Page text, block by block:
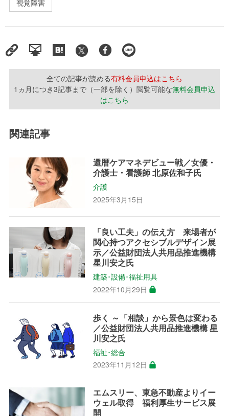
視覚障害
全ての記事が読める有料会員申込はこちら
1ヵ月につき3記事まで（一部を除く）閲覧可能な無料会員申込
はこちら
関連記事
還暦ケアマネデビュー戦／女優・
介護士・看護師 北原佐和子氏
介護
2025年3月15日
「良い工夫」の伝え方 来場者が
関心持つアクセシブルデザイン展
示／公益財団法人共用品推進機構
星川安之氏
建築･設備･福祉用具
2022年10月29日
歩く ～「相談」から景色は変わる
／公益財団法人共用品推進機構 星
川安之氏
福祉･総合
2023年11月12日
エムスリー、東急不動産よりイー
ウェル取得 福利厚生サービス展
開